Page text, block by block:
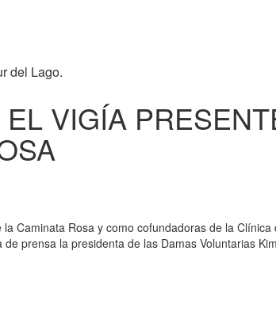
del Lago.
VIGÍA
Caminata Rosa y como cofundadoras de la
prensa la presidenta de las Damas Voluntarias